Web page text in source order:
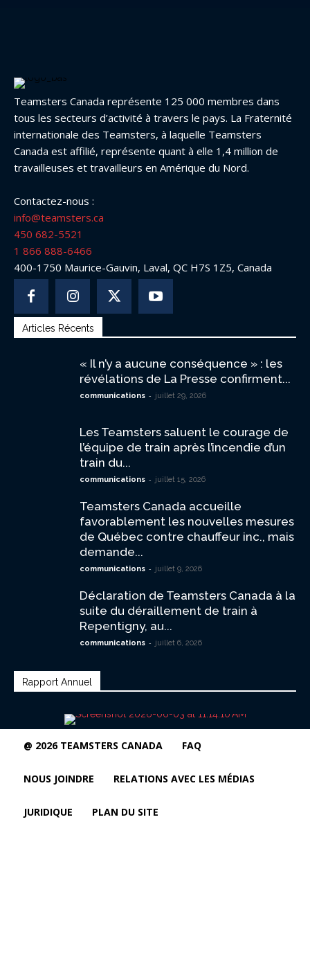
Teamsters Canada représente 125 000 membres dans
tous les secteurs d’activité à travers le pays. La Fraternité
internationale des Teamsters, à laquelle Teamsters
Canada est affilié, représente quant à elle 1,4 million de
travailleuses et travailleurs en Amérique du Nord.
Contactez-nous :
info@teamsters.ca
450 682-5521
1 866 888-6466
400-1750 Maurice-Gauvin, Laval, QC H7S 1Z5, Canada
Articles Récents
« Il n’y a aucune conséquence » : les
révélations de La Presse confirment...
communications - juillet 29, 2026
Les Teamsters saluent le courage de
l’équipe de train après l’incendie d’un
train du...
communications - juillet 15, 2026
Teamsters Canada accueille
favorablement les nouvelles mesures
de Québec contre chauffeur inc., mais
demande...
communications - juillet 9, 2026
Déclaration de Teamsters Canada à la
suite du déraillement de train à
Repentigny, au...
communications - juillet 6, 2026
Rapport Annuel
@ 2026 TEAMSTERS CANADA FAQ
NOUS JOINDRE RELATIONS AVEC LES MÉDIAS
JURIDIQUE PLAN DU SITE